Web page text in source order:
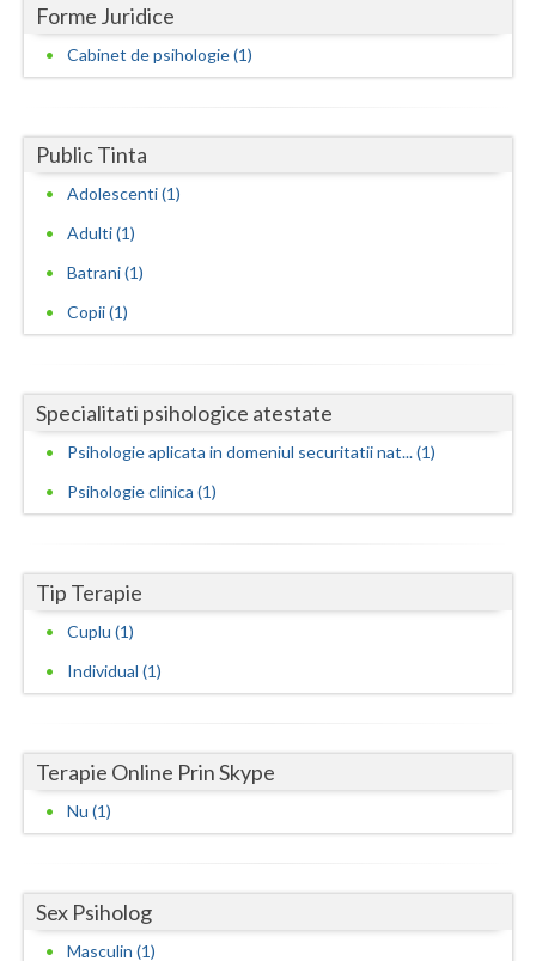
Hunedoara
Ialomita
Mehedinti
Mures
Olt
Prahova
Sibiu
Teleorman
Tulcea
Valcea
Vaslui
Vrancea
Forme Juridice
Cabinet de psihologie (1)
Public Tinta
Adolescenti (1)
Adulti (1)
Batrani (1)
Copii (1)
Specialitati psihologice atestate
Psihologie aplicata in domeniul securitatii nat... (1)
Psihologie clinica (1)
Tip Terapie
Cuplu (1)
Individual (1)
Terapie Online Prin Skype
Nu (1)
Sex Psiholog
Masculin (1)